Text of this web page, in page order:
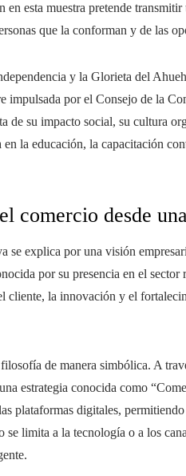
esta muestra pretende
que la conforman y de las
y la Glorieta del
impulsada por el Consejo de la
de su impacto social, su cultura
la educación, la capacitación
comercio desde
explica por una visión
por su presencia en el
cliente, la innovación y el
de manera simbólica. A
estrategia conocida como
plataformas digitales,
limita a la tecnología o a los